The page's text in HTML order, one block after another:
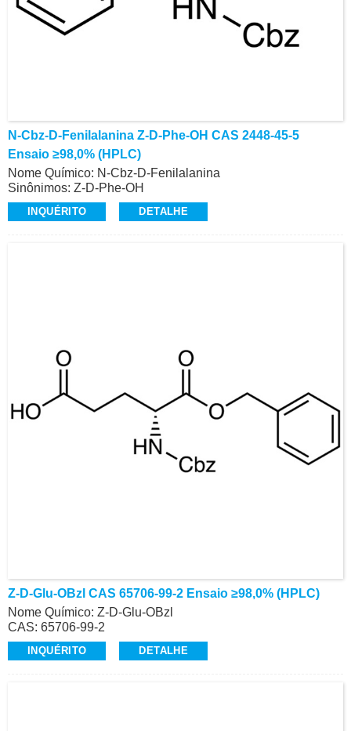
N-Cbz-D-Fenilalanina Z-D-Phe-OH CAS 2448-45-5
Ensaio ≥98,0% (HPLC)
Nome Químico: N-Cbz-D-Fenilalanina
Sinônimos: Z-D-Phe-OH
CAS: 2448-45-5
Ensaio: ≥98,0% (HPLC)
INQUÉRITO DETALHE
Z-D-Glu-OBzl CAS 65706-99-2 Ensaio ≥98,0% (HPLC)
Nome Químico: Z-D-Glu-OBzl
CAS: 65706-99-2
Ensaio: ≥98,0% (HPLC)
Aparência: Pó Branco
INQUÉRITO DETALHE